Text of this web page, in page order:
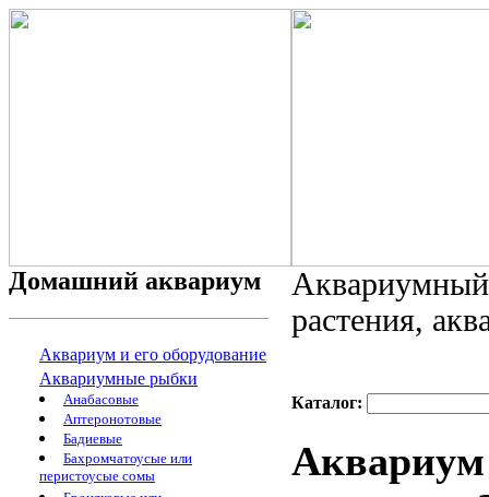
Домашний аквариум
Аквариум и его оборудование
Аквариумные рыбки
Анабасовые
Аптеронотовые
Бадиевые
Бахромчатоусые или
перистоусые сомы
растения,
Каталог:
Аквариум